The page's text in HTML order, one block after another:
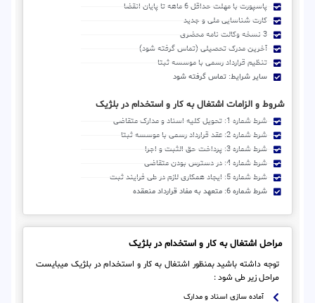
پاسپورت با مهلت حداقل 6 ماهه تا پایان انقضا
کارت شناسایی ملی و جدید
3 نسخه وکالت نامه محضری
آخرین مدرک تحصیلی (تماس گرفته شود)
تنظیم قرارداد رسمی با موسسه ثبتا
سایر شرایط: تماس گرفته شود
شروط و الزامات اشتغال به کار و استخدام در بلژیک
شرط شماره 1: تحویل کلیه اسناد و مدارک متقاضی
شرط شماره 2: عقد قرارداد رسمی با موسسه ثبتا
شرط شماره 3: پرداخت حق الثبت و اجرا
شرط شماره 4: در دسترس بودن متقاضی
شرط شماره 5: ایجاد همکاری لازم در طی فرایند ثبت
شرط شماره 6: متعهد به مفاد قرارداد منعقده
مراحل اشتغال به کار و استخدام در بلژیک
توجه داشته باشید بمنظور اشتغال به کار و استخدام در بلژیک میبایست
مراحل زیر طی شود :
آماده سازی اسناد و مدارک